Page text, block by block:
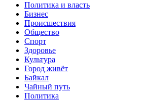
Политика и власть
Бизнес
Происшествия
Общество
Cпорт
Здоровье
Культура
Город живёт
Байкал
Чайный путь
Политика